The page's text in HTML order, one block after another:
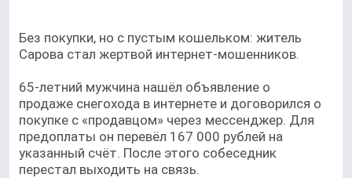
Без покупки, но с пустым кошельком: житель
Сарова стал жертвой интернет-мошенников.
65-летний мужчина нашёл объявление о
продаже снегохода в интернете и договорился о
покупке с «продавцом» через мессенджер. Для
предоплаты он перевёл 167 000 рублей на
указанный счёт. После этого собеседник
перестал выходить на связь.